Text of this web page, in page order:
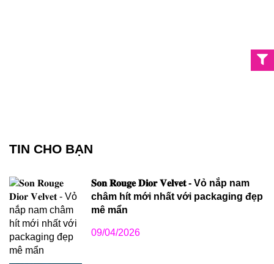
TIN CHO BẠN
𝐒𝐨𝐧 𝐑𝐨𝐮𝐠𝐞 𝐃𝐢𝐨𝐫 𝐕𝐞𝐥𝐯𝐞𝐭 - Vỏ nắp nam
châm hít mới nhất với packaging đẹp
mê mẩn
09/04/2026